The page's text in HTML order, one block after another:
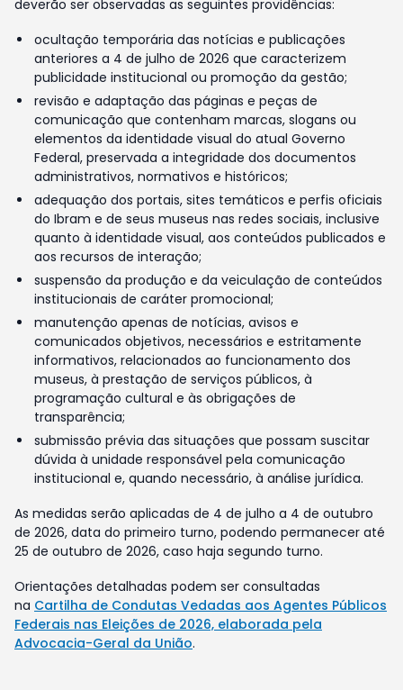
deverão ser observadas as seguintes providências:
ocultação temporária das notícias e publicações
anteriores a 4 de julho de 2026 que caracterizem
publicidade institucional ou promoção da gestão;
revisão e adaptação das páginas e peças de
comunicação que contenham marcas, slogans ou
elementos da identidade visual do atual Governo
Federal, preservada a integridade dos documentos
administrativos, normativos e históricos;
adequação dos portais, sites temáticos e perfis oficiais
do Ibram e de seus museus nas redes sociais, inclusive
quanto à identidade visual, aos conteúdos publicados e
aos recursos de interação;
suspensão da produção e da veiculação de conteúdos
institucionais de caráter promocional;
manutenção apenas de notícias, avisos e
comunicados objetivos, necessários e estritamente
informativos, relacionados ao funcionamento dos
museus, à prestação de serviços públicos, à
programação cultural e às obrigações de
transparência;
submissão prévia das situações que possam suscitar
dúvida à unidade responsável pela comunicação
institucional e, quando necessário, à análise jurídica.
As medidas serão aplicadas de 4 de julho a 4 de outubro
de 2026, data do primeiro turno, podendo permanecer até
25 de outubro de 2026, caso haja segundo turno.
Orientações detalhadas podem ser consultadas
na Cartilha de Condutas Vedadas aos Agentes Públicos
Federais nas Eleições de 2026, elaborada pela
Advocacia-Geral da União.